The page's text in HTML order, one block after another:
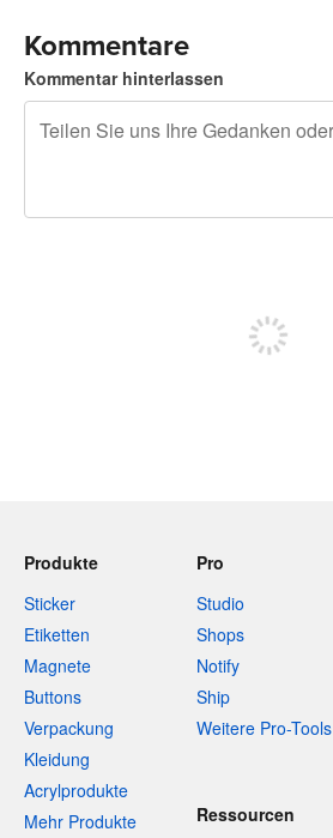
Kommentare
Kommentar hinterlassen
Produkte
Sticker
Etiketten
Magnete
Buttons
Verpackung
Kleidung
Acrylprodukte
Mehr Produkte
Pro
Studio
Shops
Notify
Ship
Weitere Pro-Tools
Ressourcen